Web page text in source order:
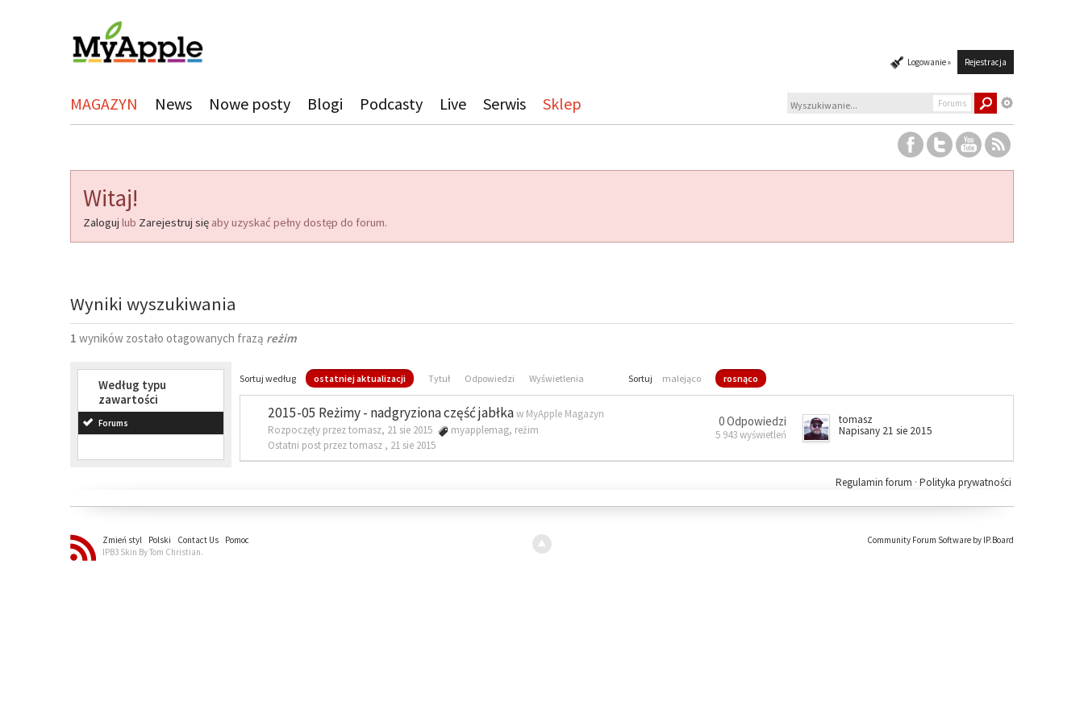
Logowanie » Rejestracja
MAGAZYN News Nowe posty Blogi Podcasty Live Serwis Sklep Forums
Witaj!
Zaloguj lub Zarejestruj się aby uzyskać pełny dostęp do forum.
Wyniki wyszukiwania
1 wyników zostało otagowanych frazą reżim
Według typu
zawartości
Forums
Sortuj według ostatniej aktualizacji Tytuł Odpowiedzi Wyświetlenia Sortuj malejąco rosnąco
2015-05 Reżimy - nadgryziona część jabłkaw MyApple Magazyn
Rozpoczęty przez tomasz, 21 sie 2015
myapplemag, reżim
Ostatni post przez tomasz , 21 sie 2015
0 Odpowiedzi
5 943 wyświetleń
tomasz
Napisany 21 sie 2015
Polityka prywatności
Regulamin forum ·
Zmień styl Polski Contact Us
Pomoc
IPB3 Skin By Tom Christian.
Community Forum Software by IP.Board